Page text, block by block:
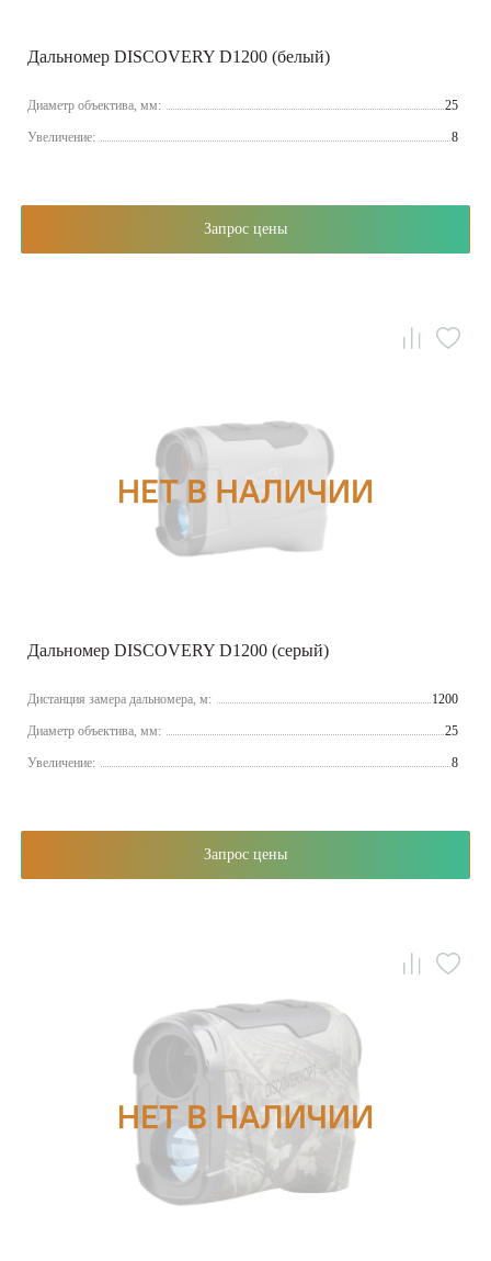
Дальномер DISCOVERY D1200 (белый)
Диаметр объектива, мм: 25
Увеличение: 8
Запрос цены
Дальномер DISCOVERY D1200 (серый)
Дистанция замера дальномера, м: 1200
Диаметр объектива, мм: 25
Увеличение: 8
Запрос цены